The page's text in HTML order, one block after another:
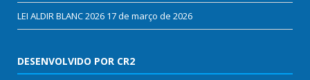
LEI ALDIR BLANC 2026 17 de março de 2026
DESENVOLVIDO POR CR2